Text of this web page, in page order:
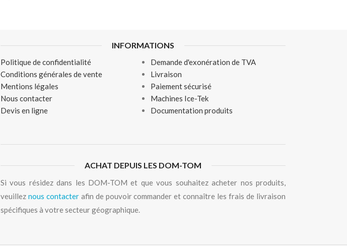
INFORMATIONS
Politique de confidentialité
Conditions générales de vente
Mentions légales
Nous contacter
Devis en ligne
Demande d'exonération de TVA
Livraison
Paiement sécurisé
Machines Ice-Tek
Documentation produits
ACHAT DEPUIS LES DOM-TOM
Si vous résidez dans les DOM-TOM et que vous souhaitez acheter nos produits,
veuillez nous contacterafin de pouvoir commander et connaître les frais de livraison
spécifiques à votre secteur géographique.